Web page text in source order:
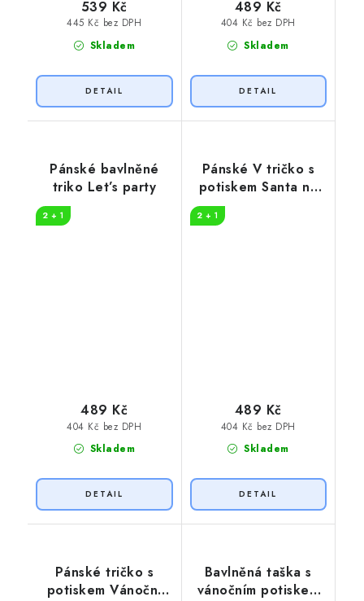
Skladem
445 Kč bez DPH
539 Kč
Skladem
404 Kč bez DPH
489 Kč
Pánské bavlněné
triko Let’s party
2 + 1
Skladem
404 Kč bez DPH
489 Kč
Pánské V tričko s
potiskem Santa na
2 + 1
Skladem
404 Kč bez DPH
489 Kč
Pánské tričko s
potiskem Vánoční
Bavlněná taška s
vánočním potiskem